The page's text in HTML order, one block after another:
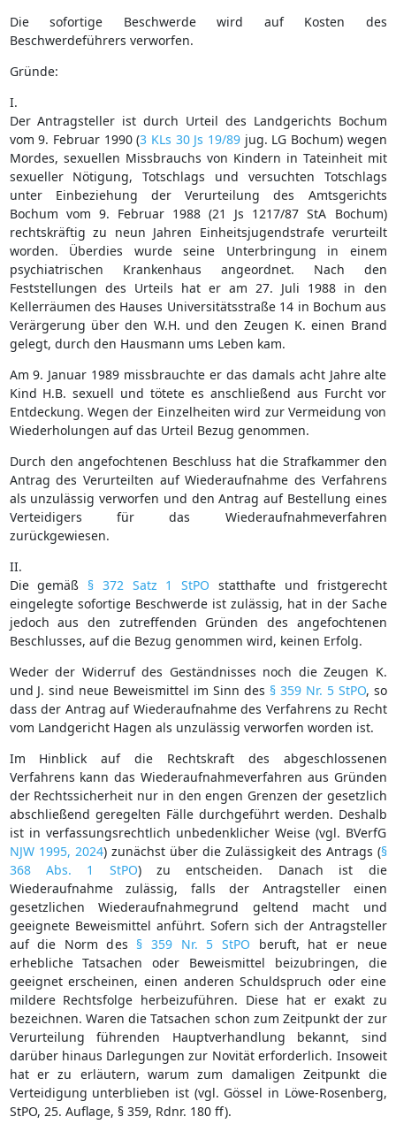
Die sofortige Beschwerde wird auf Kosten des
Beschwerdeführers verworfen.
Gründe:
I.
Der Antragsteller ist durch Urteil des Landgerichts Bochum
vom 9. Februar 1990 (3 KLs 30 Js 19/89jug. LG Bochum) wegen
Mordes, sexuellen Missbrauchs von Kindern in Tateinheit mit
sexueller Nötigung, Totschlags und versuchten Totschlags
unter Einbeziehung der Verurteilung des Amtsgerichts
Bochum vom 9. Februar 1988 (21 Js 1217/87 StA Bochum)
rechtskräftig zu neun Jahren Einheitsjugendstrafe verurteilt
worden. Überdies wurde seine Unterbringung in einem
psychiatrischen Krankenhaus angeordnet. Nach den
Feststellungen des Urteils hat er am 27. Juli 1988 in den
Kellerräumen des Hauses Universitätsstraße 14 in Bochum aus
Verärgerung über den W.H. und den Zeugen K. einen Brand
gelegt, durch den Hausmann ums Leben kam.
Am 9. Januar 1989 missbrauchte er das damals acht Jahre alte
Kind H.B. sexuell und tötete es anschließend aus Furcht vor
Entdeckung. Wegen der Einzelheiten wird zur Vermeidung von
Wiederholungen auf das Urteil Bezug genommen.
Durch den angefochtenen Beschluss hat die Strafkammer den
Antrag des Verurteilten auf Wiederaufnahme des Verfahrens
als unzulässig verworfen und den Antrag auf Bestellung eines
Verteidigers für das Wiederaufnahmeverfahren
zurückgewiesen.
II.
Die gemäß § 372 Satz 1 StPO statthafte und fristgerecht
eingelegte sofortige Beschwerde ist zulässig, hat in der Sache
jedoch aus den zutreffenden Gründen des angefochtenen
Beschlusses, auf die Bezug genommen wird, keinen Erfolg.
Weder der Widerruf des Geständnisses noch die Zeugen K.
und J. sind neue Beweismittel im Sinn des § 359 Nr. 5 StPO, so
dass der Antrag auf Wiederaufnahme des Verfahrens zu Recht
vom Landgericht Hagen als unzulässig verworfen worden ist.
Im Hinblick auf die Rechtskraft des abgeschlossenen
Verfahrens kann das Wiederaufnahmeverfahren aus Gründen
der Rechtssicherheit nur in den engen Grenzen der gesetzlich
abschließend geregelten Fälle durchgeführt werden. Deshalb
ist in verfassungsrechtlich unbedenklicher Weise (vgl. BVerfG
NJW 1995, 2024) zunächst über die Zulässigkeit des Antrags (§
368 Abs. 1 StPO) zu entscheiden. Danach ist die
Wiederaufnahme zulässig, falls der Antragsteller einen
gesetzlichen Wiederaufnahmegrund geltend macht und
geeignete Beweismittel anführt. Sofern sich der Antragsteller
auf die Norm des § 359 Nr. 5 StPO beruft, hat er neue
erhebliche Tatsachen oder Beweismittel beizubringen, die
geeignet erscheinen, einen anderen Schuldspruch oder eine
mildere Rechtsfolge herbeizuführen. Diese hat er exakt zu
bezeichnen. Waren die Tatsachen schon zum Zeitpunkt der zur
Verurteilung führenden Hauptverhandlung bekannt, sind
darüber hinaus Darlegungen zur Novität erforderlich. Insoweit
hat er zu erläutern, warum zum damaligen Zeitpunkt die
Verteidigung unterblieben ist (vgl. Gössel in Löwe-Rosenberg,
StPO, 25. Auflage, § 359, Rdnr. 180 ff).